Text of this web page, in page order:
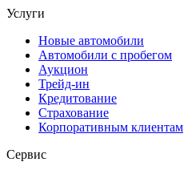
Услуги
Новые автомобили
Автомобили с пробегом
Аукцион
Трейд-ин
Кредитование
Страхование
Корпоративным клиентам
Сервис